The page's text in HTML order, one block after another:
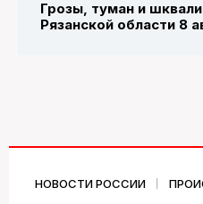
Грозы, туман и
Рязанской области 8
НОВОСТИ РОССИИ